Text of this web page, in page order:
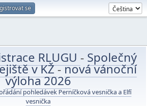
se
RLUGU - Společný
v KŽ-nová vánoční
výloha 2026
pohledávek Perníčková vesnička a Elfí
vesnička